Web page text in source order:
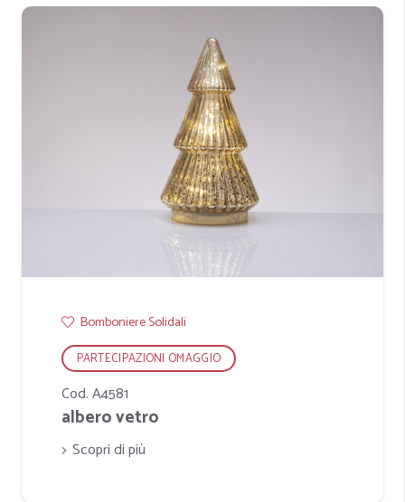
Bomboniere Solidali
PARTECIPAZIONI OMAGGIO
Cod. A4581
albero vetro
Scopri di più